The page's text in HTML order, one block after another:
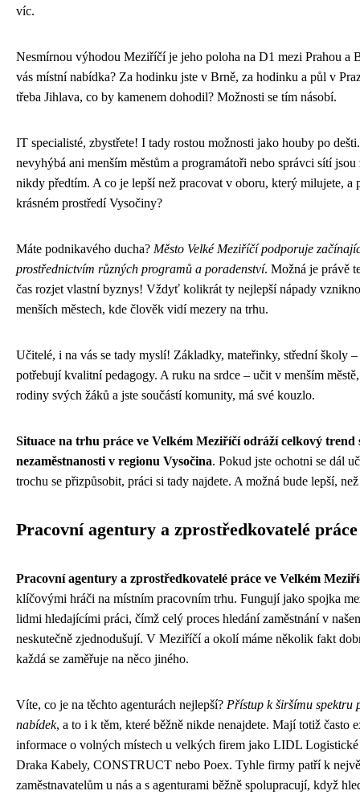
víc.
Nesmírnou výhodou Meziříčí je jeho poloha na D1 mezi Prahou a
vás místní nabídka? Za hodinku jste v Brně, za hodinku a půl v
třeba Jihlava, co by kamenem dohodil? Možnosti se tím násobí.
IT specialisté, zbystřete! I tady rostou možnosti jako houby po
nevyhýbá ani menším městům a programátoři nebo správci sítí jsou
nikdy předtím. A co je lepší než pracovat v oboru, který milujete, a
krásném prostředí Vysočiny?
Máte podnikavého ducha? Město Velké Meziříčí podporuje
prostřednictvím různých programů a poradenství. Možná je právě
čas rozjet vlastní byznys! Vždyť kolikrát ty nejlepší nápady
menších městech, kde člověk vidí mezery na trhu.
Učitelé, i na vás se tady myslí! Základky, mateřinky, střední školy –
potřebují kvalitní pedagogy. A ruku na srdce – učit v menším
rodiny svých žáků a jste součástí komunity, má své kouzlo.
Situace na trhu práce ve Velkém Meziříčí odráží celkový trend
nezaměstnanosti v regionu Vysočina. Pokud jste ochotni se dál
trochu se přizpůsobit, práci si tady najdete. A možná bude lepší,
Pracovní agentury a zprostředkovatelé práce
Pracovní agentury a zprostředkovatelé práce ve Velkém
klíčovými hráči na místním pracovním trhu. Fungují jako spojka
lidmi hledajícími práci, čímž celý proces hledání zaměstnání v
neskutečně zjednodušují. V Meziříčí a okolí máme několik fakt
každá se zaměřuje na něco jiného.
Víte, co je na těchto agenturách nejlepší? Přístup k širšímu spektru
nabídek, a to i k těm, které běžně nikde nenajdete. Mají totiž často
informace o volných místech u velkých firem jako LIDL Logistické
Draka Kabely, CONSTRUCT nebo Poex. Tyhle firmy patří k
zaměstnavatelům u nás a s agenturami běžně spolupracují, když